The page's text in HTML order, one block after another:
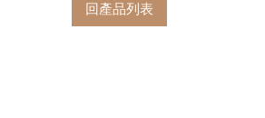
回產品列表